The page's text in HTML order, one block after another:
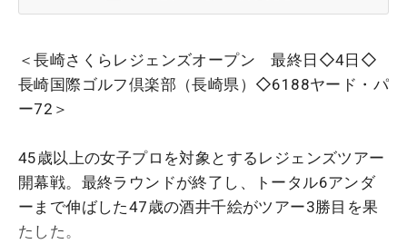
＜長崎さくらレジェンズオープン 最終日◇4日◇
長崎国際ゴルフ倶楽部（長崎県）◇6188ヤード・パ
ー72＞
45歳以上の女子プロを対象とするレジェンズツアー
開幕戦。最終ラウンドが終了し、トータル6アンダ
ーまで伸ばした47歳の酒井千絵がツアー3勝目を果
たした。